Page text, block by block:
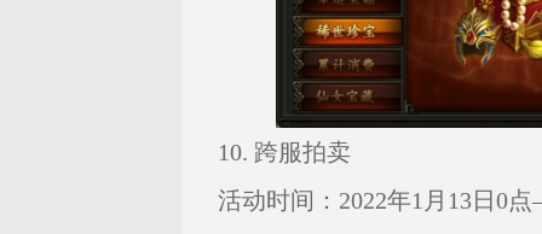
10. 跨服拍卖
活动时间：2022年1月13日0